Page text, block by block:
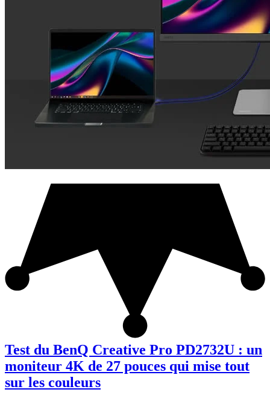
Test du BenQ Creative Pro PD2732U : un
moniteur 4K de 27 pouces qui mise tout
sur les couleurs